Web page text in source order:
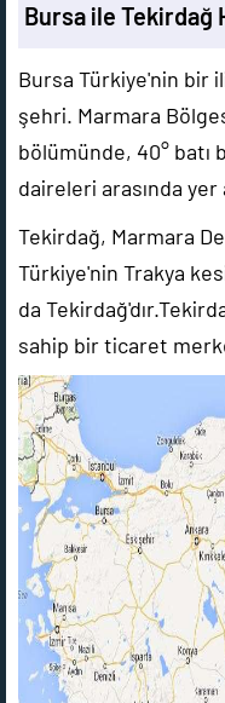
Bursa ile Tekirdağ
Bursa Türkiye'nin bir
şehri. Marmara
bölümünde, 40° batı
daireleri arasında yer
Tekirdağ, Marmara
Türkiye'nin Trakya
da
sahip bir ticaret